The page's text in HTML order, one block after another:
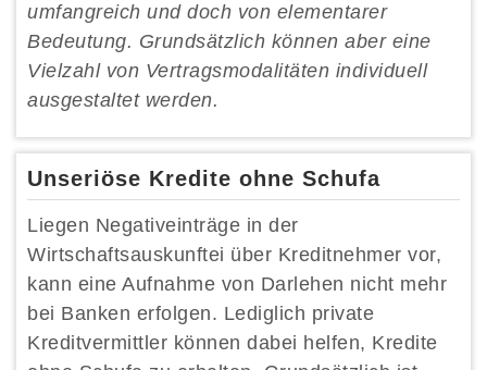
umfangreich und doch von elementarer
Bedeutung. Grundsätzlich können aber eine
Vielzahl von Vertragsmodalitäten individuell
ausgestaltet werden.
Unseriöse Kredite ohne Schufa
Liegen Negativeinträge in der
Wirtschaftsauskunftei über Kreditnehmer vor,
kann eine Aufnahme von Darlehen nicht mehr
bei Banken erfolgen. Lediglich private
Kreditvermittler können dabei helfen, Kredite